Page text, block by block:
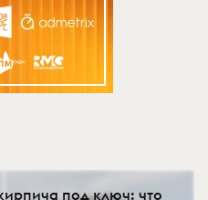
под ключ: что